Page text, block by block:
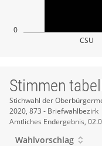
0
CSU
Stimmen
Stimmen
tabellarisch
Stichwahl der
2020, 873 - Briefwahlbezirk
Amtliches Endergebnis,
Wahlvorschlag